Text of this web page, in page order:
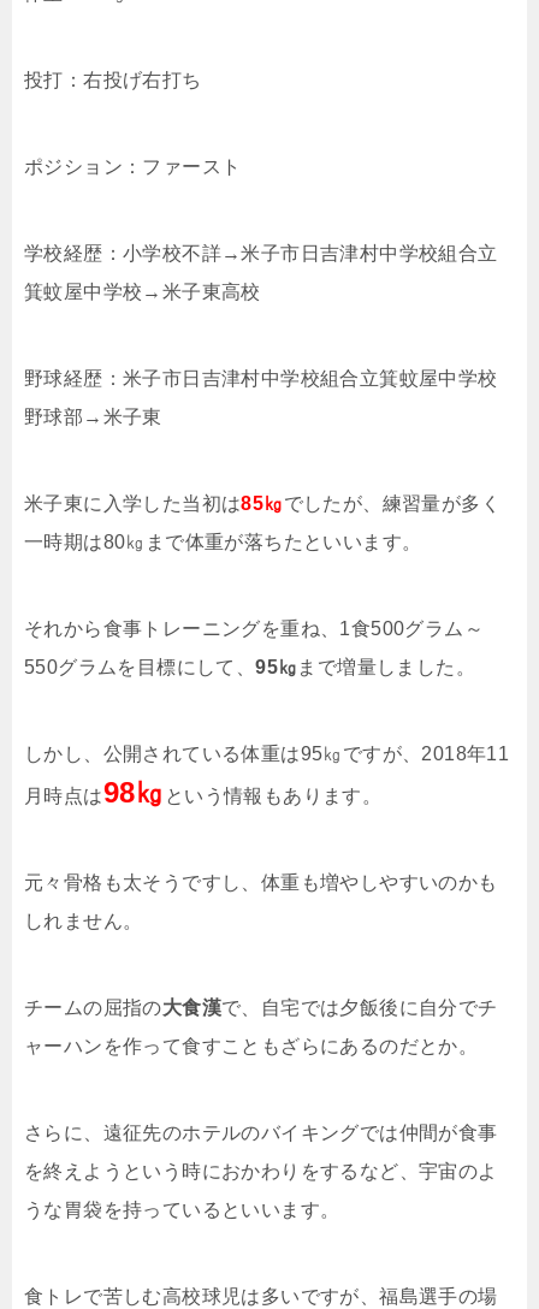
投打：右投げ右打ち
ポジション：ファースト
学校経歴：小学校不詳→米子市日吉津村中学校組合立
箕蚊屋中学校→米子東高校
野球経歴：米子市日吉津村中学校組合立箕蚊屋中学校
野球部→米子東
米子東に入学した当初は85㎏でしたが、練習量が多く
一時期は80㎏まで体重が落ちたといいます。
それから食事トレーニングを重ね、1食500グラム～
550グラムを目標にして、95㎏ まで増量しました。
しかし、公開されている体重は95㎏ですが、2018年11
月時点は98㎏ という情報もあります。
元々骨格も太そうですし、体重も増やしやすいのかも
しれません。
チームの屈指の大食漢で、自宅では夕飯後に自分でチ
ャーハンを作って食すこともざらにあるのだとか。
さらに、遠征先のホテルのバイキングでは仲間が食事
を終えようという時におかわりをするなど、宇宙のよ
うな胃袋を持っているといいます。
食トレで苦しむ高校球児は多いですが、福島選手の場